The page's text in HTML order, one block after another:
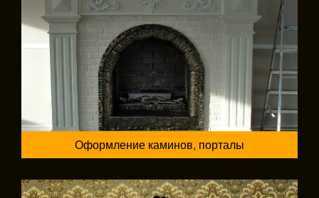
Оформление каминов, порталы